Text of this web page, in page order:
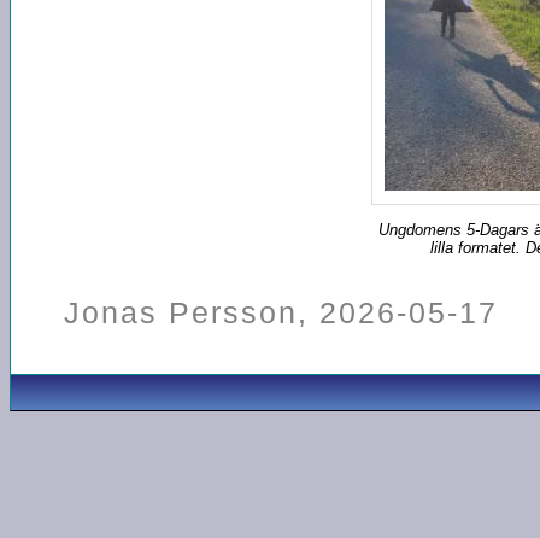
Ungdomens 5-
lilla formatet.
Jonas Persson, 2026-05-17